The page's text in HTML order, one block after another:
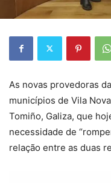
As novas provedoras
municípios de Vila
Tomiño, Galiza, que
necessidade de
relação entre as duas